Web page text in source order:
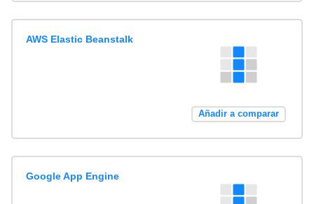
AWS Elastic Beanstalk
Añadir a comparar
Google App Engine